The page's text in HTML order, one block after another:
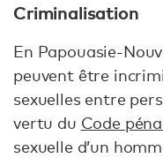
Criminalisation
En Papouasie-
peuvent être
sexuelles entre
vertu du Code
sexuelle d’un